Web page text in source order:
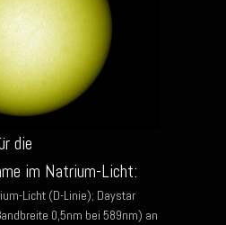
die
im Natrium-Licht:
Licht (D-Linie); Daystar
0,5nm bei 589nm) an